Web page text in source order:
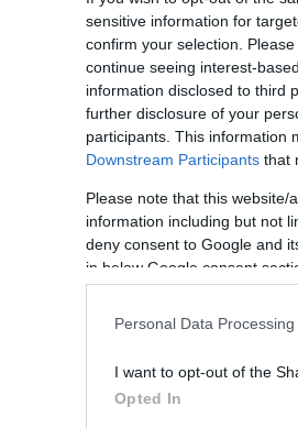
sensitive information for
confirm your selection.
continue seeing interest-
information disclosed to third
further disclosure of your
participants. This information
Downstream Participants that
Please note that this
information including but not
deny consent to Google and
in below Google consent
Personal Data
I want to opt-out of the
Opted In